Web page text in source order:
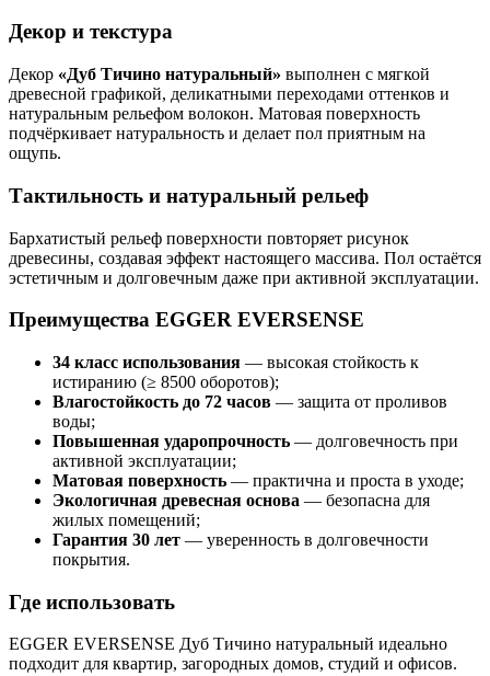
Декор и текстура
Декор «Дуб Тичино натуральный» выполнен с мягкой
древесной графикой, деликатными переходами оттенков и
натуральным рельефом волокон. Матовая поверхность
подчёркивает натуральность и делает пол приятным на
ощупь.
Тактильность и натуральный рельеф
Бархатистый рельеф поверхности повторяет рисунок
древесины, создавая эффект настоящего массива. Пол остаётся
эстетичным и долговечным даже при активной эксплуатации.
Преимущества EGGER EVERSENSE
34 класс использования — высокая стойкость к
истиранию (≥ 8500 оборотов);
Влагостойкость до 72 часов — защита от проливов
воды;
Повышенная ударопрочность — долговечность при
активной эксплуатации;
Матовая поверхность — практична и проста в уходе;
Экологичная древесная основа — безопасна для
жилых помещений;
Гарантия 30 лет — уверенность в долговечности
покрытия.
Где использовать
EGGER EVERSENSE Дуб Тичино натуральный идеально
подходит для квартир, загородных домов, студий и офисов.